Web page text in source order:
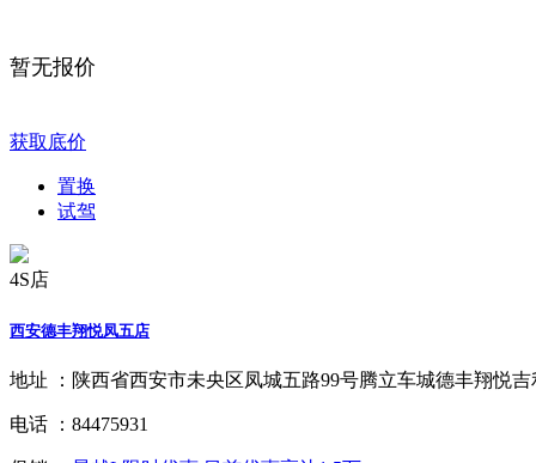
暂无报价
获取底价
置换
试驾
4S店
西安德丰翔悦凤五店
地址 ： 陕西省西安市未央区凤城五路99号腾立车城德丰翔悦吉
电话 ： 84475931